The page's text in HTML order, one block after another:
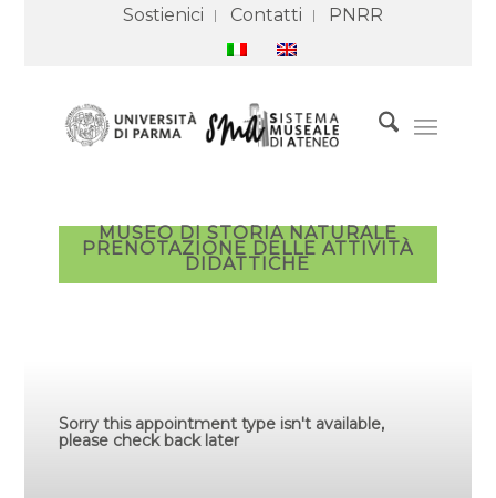
Sostienici Contatti PNRR
MUSEO DI STORIA NATURALE
PRENOTAZIONE DELLE ATTIVITÀ
DIDATTICHE
Sorry this appointment type isn't available,
please check back later